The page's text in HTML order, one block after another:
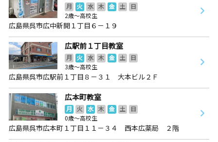
月 火 水 木 金 土
日
2歳～高校生
広島県呉市広中新開１丁目６－１９
広駅前１丁目教室
月 火 水 木 金 土
日
3歳～高校生
広島県呉市広駅前１丁目８－３１ 大本ビル２Ｆ
広本町教室
月 火 水 木 金 土
日
0歳～高校生
広島県呉市広本町１丁目１１－３４ 西本広薬局 ２階